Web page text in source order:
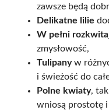
zawsze będą
Delikatne lilie
W pełni
zmysłowość,
Tulipanyw
i świeżość do
Polne kwiaty,
wniosą prostotę